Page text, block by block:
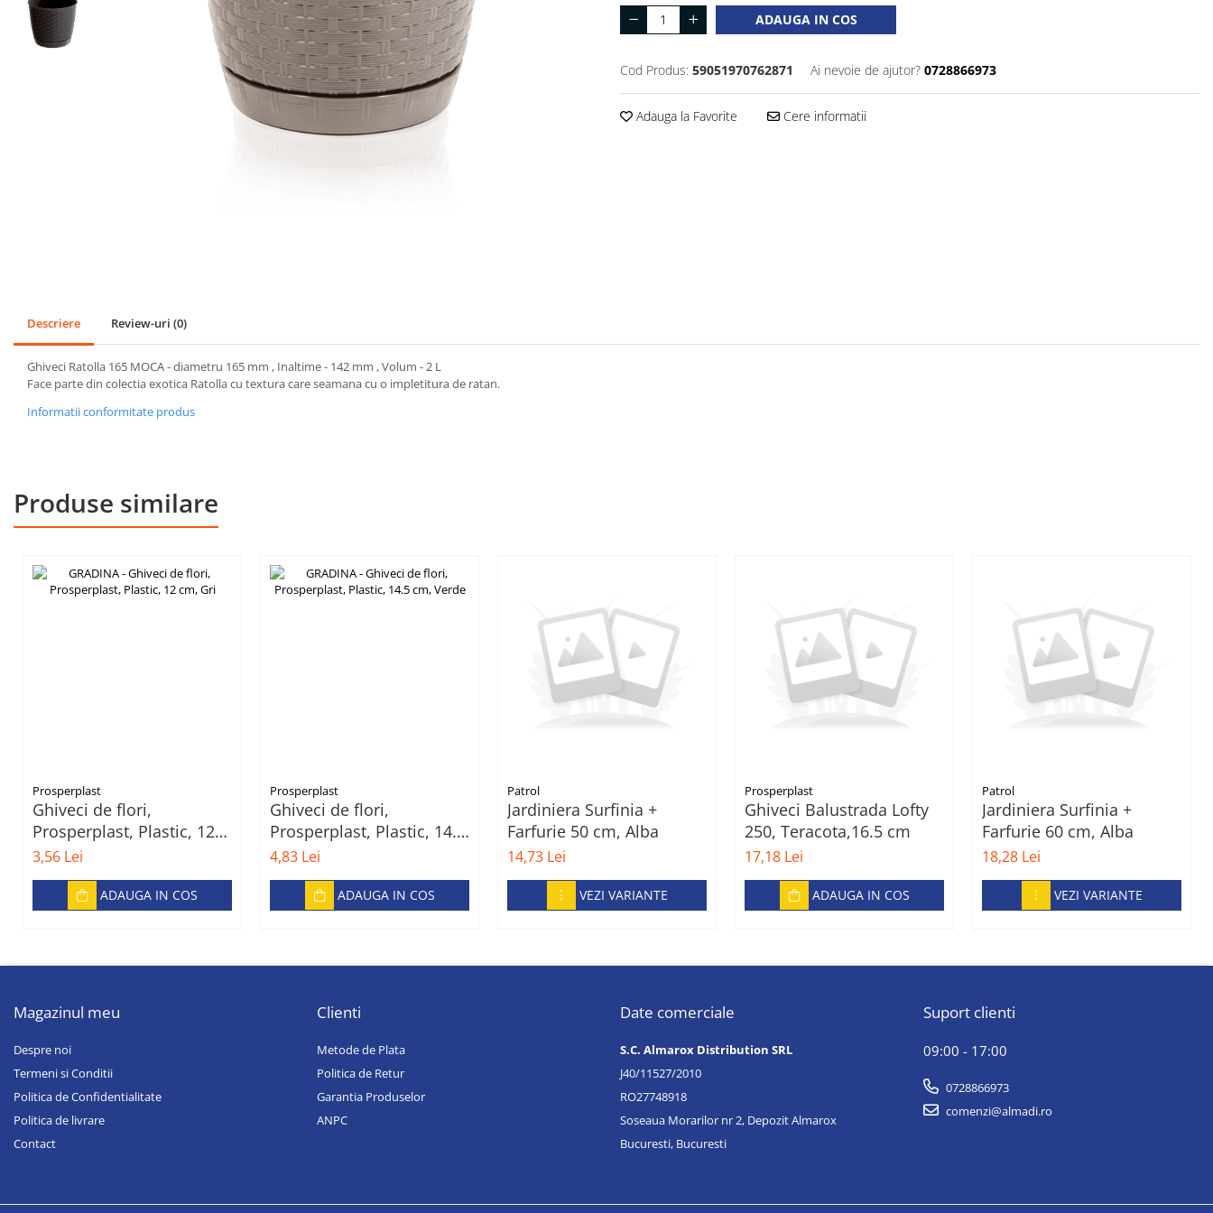
SPORT
Mingi
ADAUGA IN COS
Cod Produs: 59051970762871 Ai nevoie de ajutor? 0728866973
Adauga la Favorite Cere informatii
Descriere Review-uri (0)
Ghiveci Ratolla 165 MOCA - diametru 165 mm , Inaltime - 142 mm , Volum - 2 L
Face parte din colectia exotica Ratolla cu textura care seamana cu o impletitura de ratan.
Informatii conformitate produs
Produse similare
Prosperplast
Ghiveci de flori,
Prosperplast, Plastic, 12
cm, Gri
3,56 Lei
ADAUGA IN COS
Prosperplast
Ghiveci de flori,
Prosperplast, Plastic, 14.5
cm, Verde
4,83 Lei
ADAUGA IN COS
Patrol
Jardiniera Surfinia +
Farfurie 50 cm, Alba
14,73 Lei
VEZI VARIANTE
Prosperplast
Ghiveci Balustrada Lofty
250, Teracota,16.5 cm
17,18 Lei
ADAUGA IN COS
Patrol
Jardiniera Surfinia +
Farfurie 60 cm, Alba
18,28 Lei
VEZI VARIANTE
Magazinul meu
Despre noi
Termeni si Conditii
Politica de Confidentialitate
Politica de livrare
Contact
Clienti
Metode de Plata
Politica de Retur
Garantia Produselor
ANPC
Date comerciale
S.C. Almarox Distribution SRL
J40/11527/2010
RO27748918
Soseaua Morarilor nr 2, Depozit Almarox
Bucuresti, Bucuresti
Suport clienti
09:00 - 17:00
0728866973
comenzi@almadi.ro